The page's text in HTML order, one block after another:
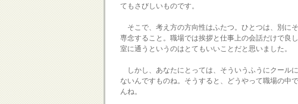
てもさびしいものです。
そこで、考え方の方向性はふたつ。ひとつは、別に
専念すること。職場では挨拶と仕事上の会話だけで良
室に通うというのはとてもいいことだと思いました。
しかし、あなたにとっては、そういうふうにクール
ないんですものね。そうすると、どうやって職場の中
んね。